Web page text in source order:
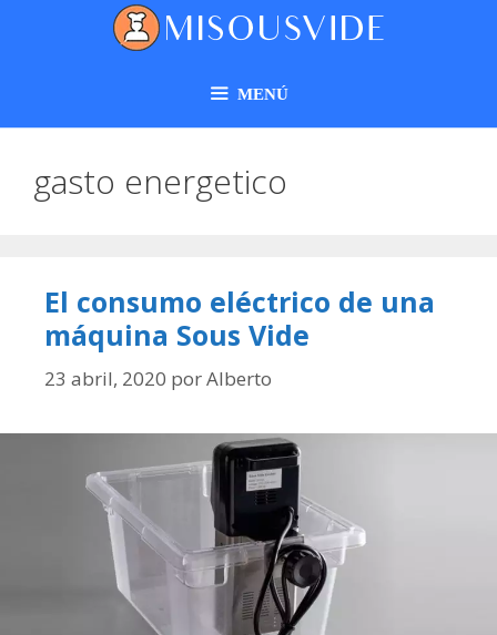
MENÚ
gasto energetico
El consumo eléctrico de una
máquina Sous Vide
23 abril, 2020 porAlberto